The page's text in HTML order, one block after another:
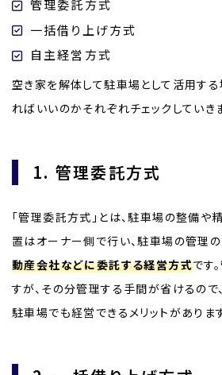
管理委託方式
一括借り上げ方式
自主経営方式
空き家を解体して駐車場として活用する
ればいいのかそれぞれチェックしていきま
1. 管理委託方式
「管理委託方式」とは、駐車場の整備
置はオーナー側で行い、駐車場の管理
動産会社などに委託する経営方式です
すが、その分管理する手間が省けるの
駐車場でも経営できるメリットがあります